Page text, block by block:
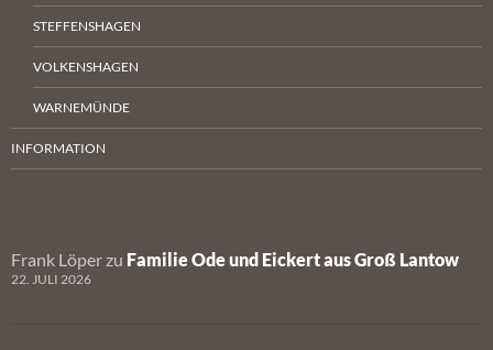
STEFFENSHAGEN
VOLKENSHAGEN
WARNEMÜNDE
INFORMATION
Frank Löper zu Familie Ode und Eickert aus Groß Lantow
22. JULI 2026